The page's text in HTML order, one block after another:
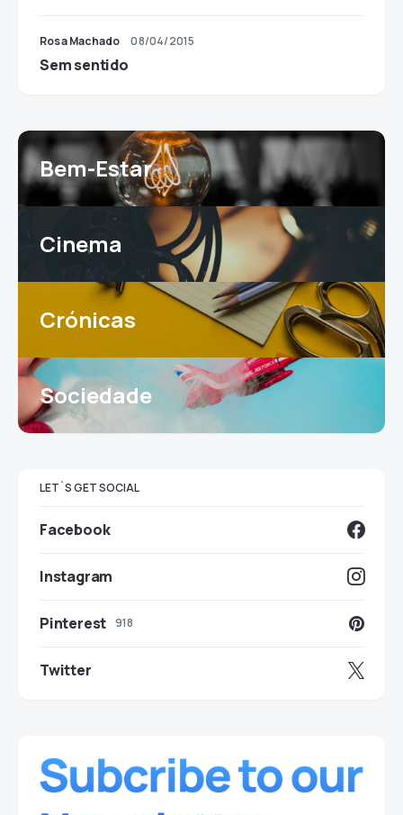
Rosa Machado 08/04/2015
Sem sentido
Bem-Estar
Cinema
Crónicas
Sociedade
LET`S GET SOCIAL
Facebook
Instagram
Pinterest 918
Twitter